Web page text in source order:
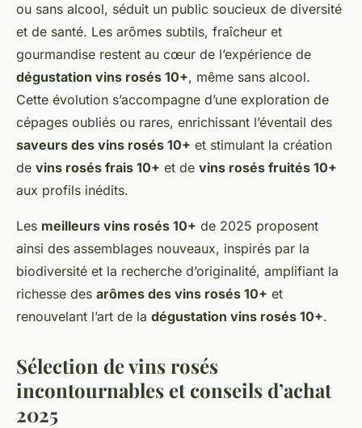
ou sans alcool, séduit un public soucieux de diversité
et de santé. Les arômes subtils, fraîcheur et
gourmandise restent au cœur de l’expérience de
dégustation vins rosés 10+, même sans alcool.
Cette évolution s’accompagne d’une exploration de
cépages oubliés ou rares, enrichissant l’éventail des
saveurs des vins rosés 10+ et stimulant la création
de vins rosés frais 10+ et de vins rosés fruités 10+
aux profils inédits.
Les meilleurs vins rosés 10+ de 2025 proposent
ainsi des assemblages nouveaux, inspirés par la
biodiversité et la recherche d’originalité, amplifiant la
richesse des arômes des vins rosés 10+ et
renouvelant l’art de la dégustation vins rosés 10+.
Sélection de vins rosés
incontournables et conseils d’achat
2025